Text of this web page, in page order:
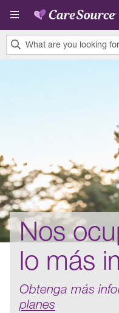
Pasar al contenido principal
What are you looking
0
Nos
lo más
Obtenga más
planes